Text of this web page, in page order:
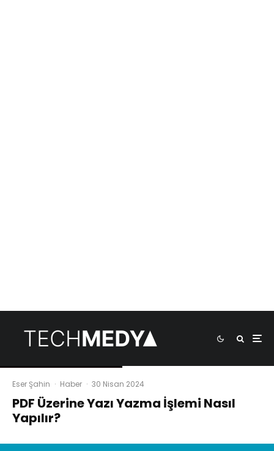
Eser Şahin · Haber · 30 Nisan 2024
PDF Üzerine Yazı Yazma İşlemi Nasıl
Yapılır?